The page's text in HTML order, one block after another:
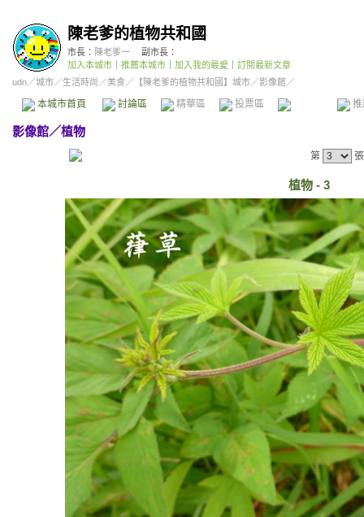
陳老爹的植物共和國
市長： 陳老爹一
副市長：
加入本城市
推薦本城市 加入我的最愛
訂閱最新文章
udn／城市／生活時尚 ／美食／ 【陳老爹的植物共和國】城市／影像館／
本城市首頁 討論區 精華區 投票區 影像館
影像館／植物
第
植物 - 3